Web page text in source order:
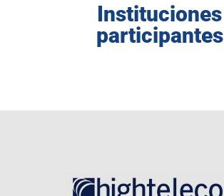
Instituciones
participantes